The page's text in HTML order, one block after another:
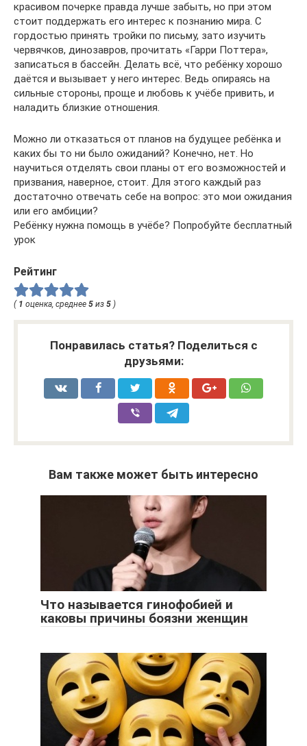
красивом почерке правда лучше забыть, но при этом
стоит поддержать его интерес к познанию мира. С
гордостью принять тройки по письму, зато изучить
червячков, динозавров, прочитать «Гарри Поттера»,
записаться в бассейн. Делать всё, что ребёнку хорошо
даётся и вызывает у него интерес. Ведь опираясь на
сильные стороны, проще и любовь к учёбе привить, и
наладить близкие отношения.
Можно ли отказаться от планов на будущее ребёнка и
каких бы то ни было ожиданий? Конечно, нет. Но
научиться отделять свои планы от его возможностей и
призвания, наверное, стоит. Для этого каждый раз
достаточно отвечать себе на вопрос: это мои ожидания
или его амбиции?
Ребёнку нужна помощь в учёбе? Попробуйте бесплатный
урок
Рейтинг
( 1 оценка, среднее 5 из 5 )
Понравилась статья? Поделиться с
друзьями:
Вам также может быть интересно
Что называется гинофобией и
каковы причины боязни женщин